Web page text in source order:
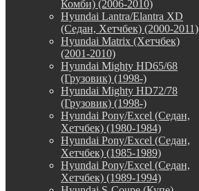
Комби) (2006-2010)
Hyundai Lantra/Elantra XD
(Седан, Хетчбек) (2000-2011)
Hyundai Matrix (Хетчбек)
(2001-2010)
Hyundai Mighty HD65/68
(Грузовик) (1998-)
Hyundai Mighty HD72/78
(Грузовик) (1998-)
Hyundai Pony/Excel (Седан,
Хетчбек) (1980-1984)
Hyundai Pony/Excel (Седан,
Хетчбек) (1985-1989)
Hyundai Pony/Excel (Седан,
Хетчбек) (1989-1994)